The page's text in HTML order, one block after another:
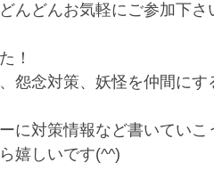
んどんお気軽にご参加下さ
！
怨念対策、妖怪を仲間に
に対策情報など書いてい
嬉しいです(^^)